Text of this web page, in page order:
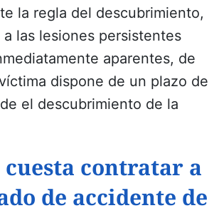
la regla del descubrimiento,
las lesiones persistentes
aparentes, de
dispone de un plazo de
el descubrimiento de la
cuesta contratar a
de accidente de